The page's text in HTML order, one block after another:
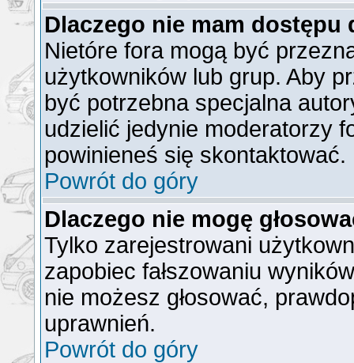
Dlaczego nie mam dostępu
Nietóre fora mogą być
użytkowników lub grup. Aby
być potrzebna specjalna
udzielić jedynie moderatorzy
powinieneś się skontaktować.
Powrót do góry
Dlaczego nie mogę
Tylko zarejestrowani
zapobiec fałszowaniu
nie możesz głosować,
uprawnień.
Powrót do góry